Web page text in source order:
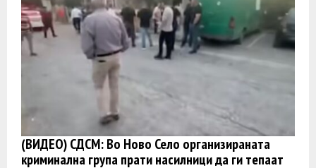
(ВИДЕО) СДСМ: Во Ново Село организираната
криминална група прати насилници да ги тепаат